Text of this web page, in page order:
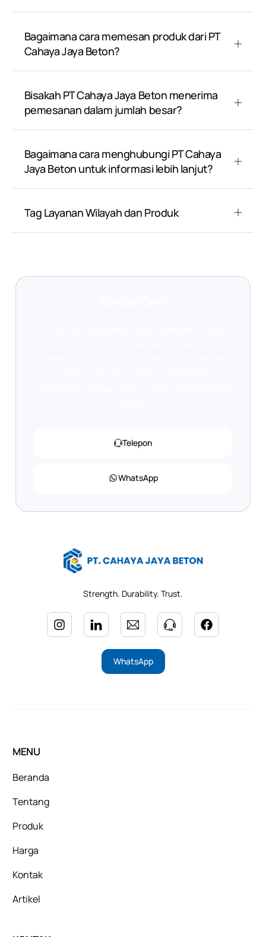
Bagaimana cara memesan produk dari PT
Cahaya Jaya Beton?
Bisakah PT Cahaya Jaya Beton menerima
pemesanan dalam jumlah besar?
Bagaimana cara menghubungi PT Cahaya
Jaya Beton untuk informasi lebih lanjut?
Tag Layanan Wilayah dan Produk
Telepon
WhatsApp
Strength. Durability. Trust.
WhatsApp
MENU
Beranda
Tentang
Produk
Harga
Kontak
Artikel